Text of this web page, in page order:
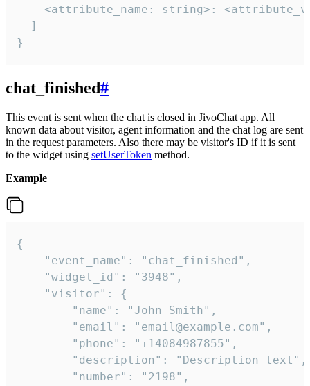
<attribute_name: string>:
  ]
}
chat_finished#
This event is sent when the chat is closed in JivoChat app. All
known data about visitor, agent information and the chat log are sent
in the request parameters. Also there may be visitor's ID if it is sent
to the widget using setUserToken method.
Example
{
    "event_name": "chat_finished",
    "widget_id": "3948",
    "visitor": {
        "name": "John Smith",
        "email": "email@example.com",
        "phone": "+14084987855",
        "description": "Description text",
        "number": "2198",